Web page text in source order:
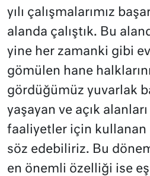
yılı çalışmalarımız
alanda çalıştık. Bu
yine her zamanki gibi
gömülen hane
gördüğümüz yuvarlak
yaşayan ve açık
faaliyetler için
söz edebiliriz. Bu
en önemli özelliği ise